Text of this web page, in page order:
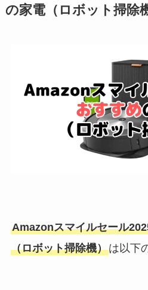
の家電（ロボット掃除
Amazonスマイルセール
（ロボット掃除機）は以下